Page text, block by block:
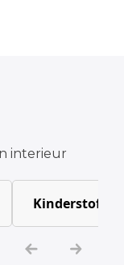
interieur
Kinderstoffen